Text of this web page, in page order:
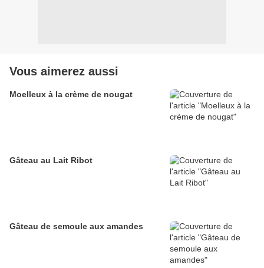
Vous aimerez aussi
Moelleux à la crème de nougat
Gâteau au Lait Ribot
Gâteau de semoule aux amandes